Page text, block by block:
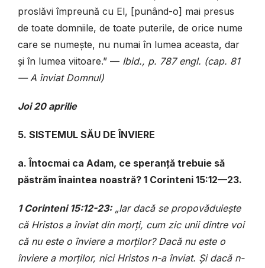
proslăvi împreună cu El, [punând-o] mai presus
de toate domniile, de toate puterile, de orice nume
care se numește, nu numai în lumea aceasta, dar
și în lumea viitoare.” — Ibid., p. 787 engl. (cap. 81
— A înviat Domnul)
Joi 20 aprilie
5. SISTEMUL SĂU DE ÎNVIERE
a. Întocmai ca Adam, ce speranță trebuie să
păstrăm înaintea noastră? 1 Corinteni 15:12—23.
1 Corinteni 15:12-23:„Iar dacă se propovăduiește
că Hristos a înviat din morți, cum zic unii dintre voi
că nu este o înviere a morților? Dacă nu este o
înviere a morților, nici Hristos n-a înviat. Și dacă n-